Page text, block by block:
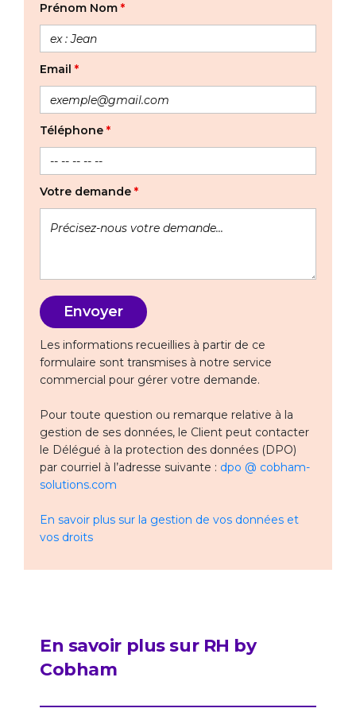
Prénom Nom *
Email *
Téléphone *
Votre demande *
Les informations recueillies à partir de ce
formulaire sont transmises à notre service
commercial pour gérer votre demande.
Pour toute question ou remarque relative à la
gestion de ses données, le Client peut contacter
le Délégué à la protection des données (DPO)
par courriel à l’adresse suivante : dpo @ cobham-
solutions.com
En savoir plus sur la gestion de vos données et
vos droits
En savoir plus sur RH by
Cobham